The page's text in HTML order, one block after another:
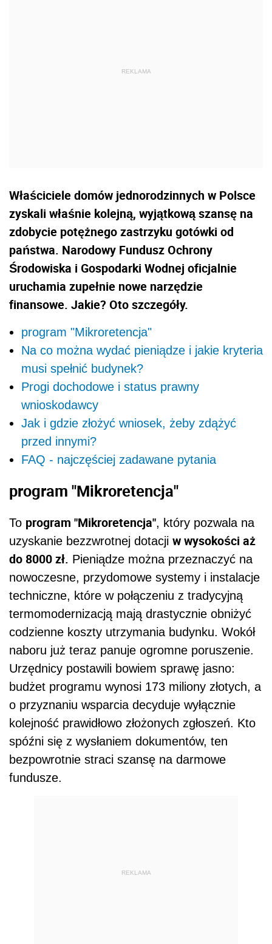
Właściciele domów jednorodzinnych w Polsce
zyskali właśnie kolejną, wyjątkową szansę na
zdobycie potężnego zastrzyku gotówki od
państwa. Narodowy Fundusz Ochrony
Środowiska i Gospodarki Wodnej oficjalnie
uruchamia zupełnie nowe narzędzie
finansowe. Jakie? Oto szczegóły.
program "Mikroretencja"
Na co można wydać pieniądze i jakie kryteria
musi spełnić budynek?
Progi dochodowe i status prawny
wnioskodawcy
Jak i gdzie złożyć wniosek, żeby zdążyć
przed innymi?
FAQ - najczęściej zadawane pytania
program "Mikroretencja"
To program "Mikroretencja", który pozwala na
uzyskanie bezzwrotnej dotacji w wysokości aż
do 8000 zł. Pieniądze można przeznaczyć na
nowoczesne, przydomowe systemy i instalacje
techniczne, które w połączeniu z tradycyjną
termomodernizacją mają drastycznie obniżyć
codzienne koszty utrzymania budynku. Wokół
naboru już teraz panuje ogromne poruszenie.
Urzędnicy postawili bowiem sprawę jasno:
budżet programu wynosi 173 miliony złotych, a
o przyznaniu wsparcia decyduje wyłącznie
kolejność prawidłowo złożonych zgłoszeń. Kto
spóźni się z wysłaniem dokumentów, ten
bezpowrotnie straci szansę na darmowe
fundusze.
REKLAMA